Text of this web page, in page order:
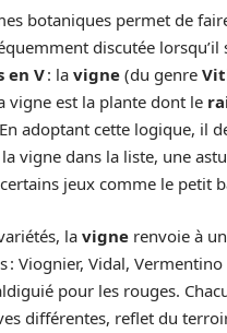
botaniques permet de
discutée lorsqu’il
en V: la vigne (du genre
vigne est la plante dont le
adoptant cette logique, il
vigne dans la liste, une
jeux comme le petit
la vigne renvoie à
: Viognier, Vidal,
pour les rouges.
différentes, reflet du